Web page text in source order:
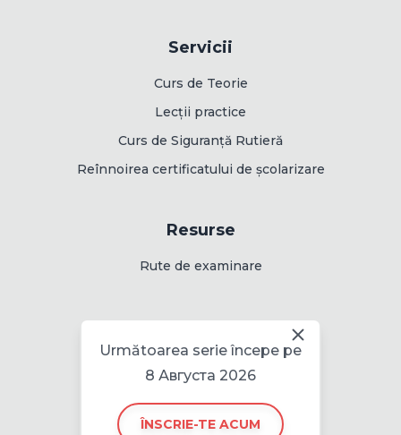
Servicii
Curs de Teorie
Lecții practice
Curs de Siguranță Rutieră
Reînnoirea certificatului de școlarizare
Resurse
Rute de examinare
Informații
Politica pentru cookie
Următoarea serie începe pe
8 Августа 2026
ÎNSCRIE-TE ACUM